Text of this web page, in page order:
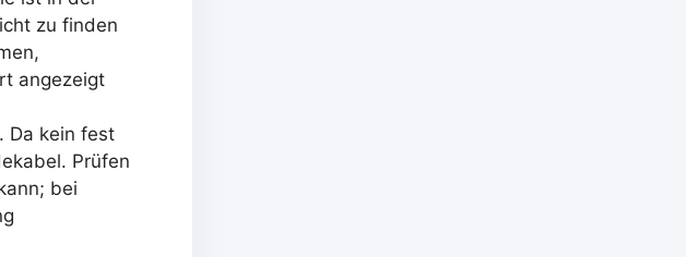
zu finden
angezeigt
Da kein fest
Prüfen
bei